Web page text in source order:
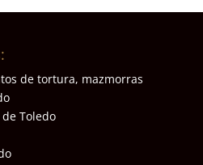
de tortura, mazmorras
Toledo